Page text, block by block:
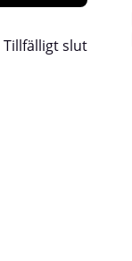
Tillfälligt slut